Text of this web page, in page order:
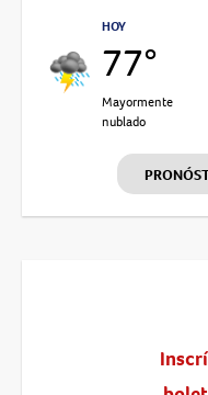
HOY
77°
Mayormente
nublado